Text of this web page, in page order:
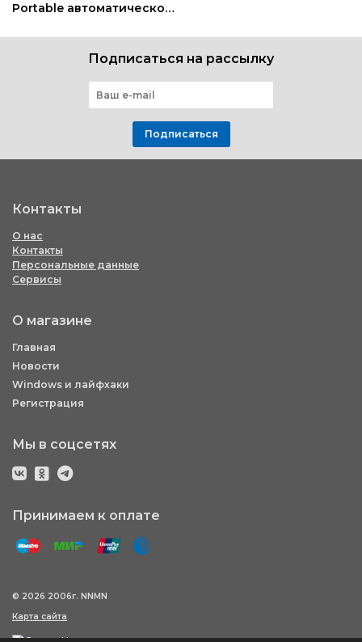
Portable автоматическое
монитора
Подписаться на рассылку
Подписаться
Контакты
О нас
Контакты
Персональные данные
Сервисы
О магазине
Главная
Новости
Windows и лайфхаки
Регистрация
Мы в соцсетях
Принимаем к оплате
© 2026 2006г. NNMN
Карта сайта